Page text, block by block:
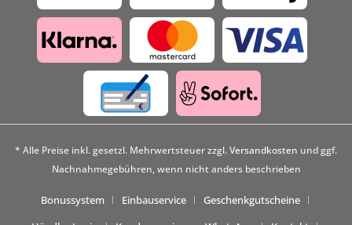
* Alle Preise inkl. gesetzl. Mehrwertsteuer zzgl.Versandkosten und ggf.
Nachnahmegebühren, wenn nicht anders beschrieben
Bonussystem Einbauservice
Geschenkgutscheine